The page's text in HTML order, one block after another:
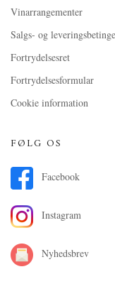
Vinarrangementer
Salgs- og
Fortrydelsesret
Fortrydelsesformular
Cookie information
FØLG OS
Facebook
Instagram
Nyhedsbrev